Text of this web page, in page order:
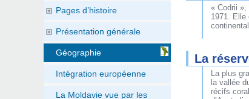
« Codrii
1971.
La
La plus
la vallée
récifs
Pages d’histoire
Présentation générale
Géographie
Intégration européenne
La Moldavie vue par les